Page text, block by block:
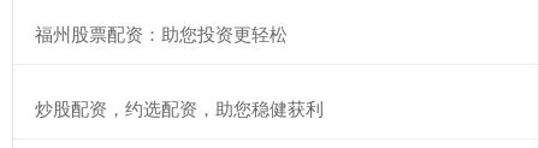
​福州股票配资：助您投资更轻松
​炒股配资，约选配资，助您稳健获利